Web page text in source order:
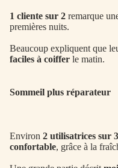
1 cliente sur 2 remarque
premières nuits.
Beaucoup expliquent que
faciles à coiffer le matin.
Sommeil plus réparateur
Environ 2 utilisatrices sur 3
confortable, grâce à la